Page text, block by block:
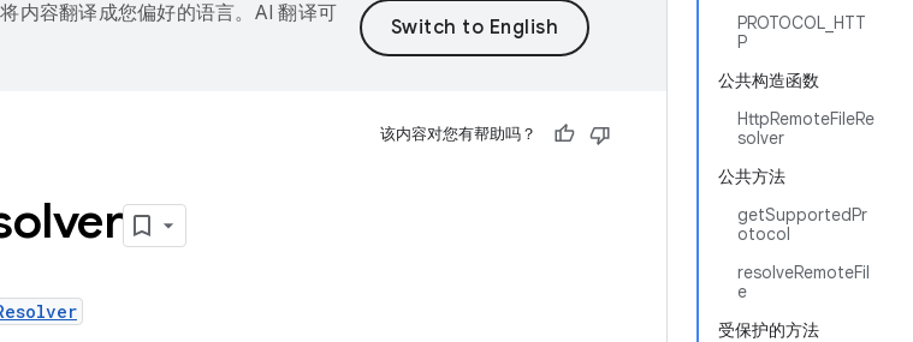
PROTOCOL_HTT
P
公共构造函数
HttpRemoteFileRe
solver
公共方法
getSupportedPr
otocol
resolveRemoteFil
e
受保护的方法
内容翻译成您偏好的语言。AI 翻译可
该内容对您有帮助吗？